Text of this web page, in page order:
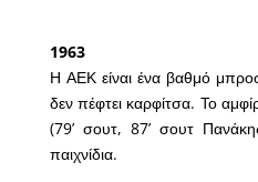
1963
Η ΑΕΚ είναι ένα βαθμό
δεν πέφτει καρφίτσα. Το
(79’ σουτ, 87’ σουτ
παιχνίδια.